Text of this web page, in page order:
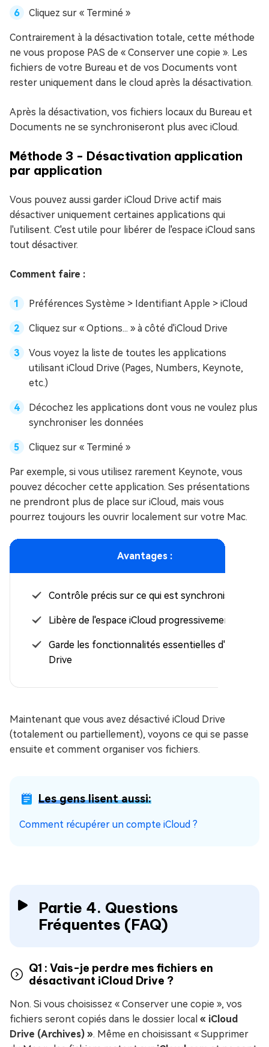
Cliquez sur « Terminé »
Contrairement à la désactivation totale, cette méthode
ne vous propose PAS de « Conserver une copie ». Les
fichiers de votre Bureau et de vos Documents vont
rester uniquement dans le cloud après la désactivation.
Après la désactivation, vos fichiers locaux du Bureau et
Documents ne se synchroniseront plus avec iCloud.
Méthode 3 - Désactivation application
par application
Vous pouvez aussi garder iCloud Drive actif mais
désactiver uniquement certaines applications qui
l'utilisent. C'est utile pour libérer de l'espace iCloud sans
tout désactiver.
Comment faire :
Préférences Système > Identifiant Apple > iCloud
Cliquez sur « Options... » à côté d'iCloud Drive
Vous voyez la liste de toutes les applications
utilisant iCloud Drive (Pages, Numbers, Keynote,
etc.)
Décochez les applications dont vous ne voulez plus
synchroniser les données
Cliquez sur « Terminé »
Par exemple, si vous utilisez rarement Keynote, vous
pouvez décocher cette application. Ses présentations
ne prendront plus de place sur iCloud, mais vous
pourrez toujours les ouvrir localement sur votre Mac.
Avantages :
Contrôle précis sur ce qui est synchronisé
Libère de l'espace iCloud progressivement
Garde les fonctionnalités essentielles d'iCloud
Drive
Maintenant que vous avez désactivé iCloud Drive
(totalement ou partiellement), voyons ce qui se passe
ensuite et comment organiser vos fichiers.
Les gens lisent aussi:
Comment récupérer un compte iCloud ?
Partie 4. Questions
Fréquentes (FAQ)
Q1 : Vais-je perdre mes fichiers en
désactivant iCloud Drive ?
Non. Si vous choisissez « Conserver une copie », vos
fichiers seront copiés dans le dossier local « iCloud
Drive (Archives) ». Même en choisissant « Supprimer